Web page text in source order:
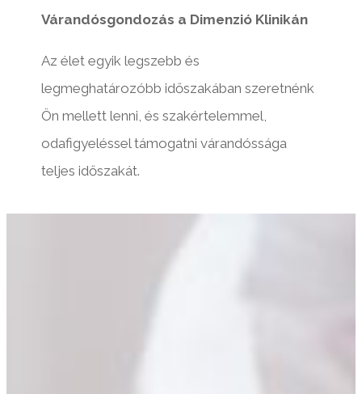
Várandósgondozás a Dimenzió Klinikán
Az élet egyik legszebb és
legmeghatározóbb időszakában szeretnénk
Ön mellett lenni, és szakértelemmel,
odafigyeléssel támogatni várandóssága
teljes időszakát.